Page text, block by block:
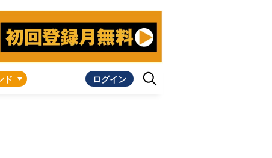
ド ログイン